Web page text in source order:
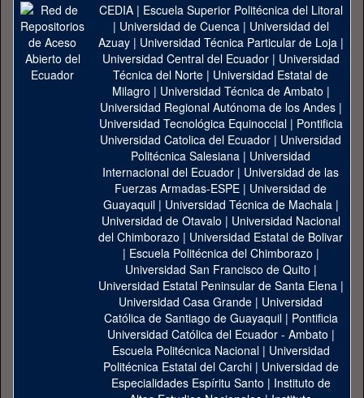
CEDIA| Escuela Superior Politécnica del Litoral
| Universidad de Cuenca| Universidad del
Azuay| Universidad Técnica Particular de Loja|
Universidad Central del Ecuador| Universidad
Técnica del Norte | Universidad Estatal de
Milagro | Universidad Técnica de Ambato |
Universidad Regional Autónoma de los Andes|
Universidad Tecnológica Equinoccial| Pontificia
Universidad Catolica del Ecuador | Universidad
Politécnica Salesiana | Universidad
Internacional del Ecuador | Universidad de las
Fuerzas Armadas-ESPE | Universidad de
Guayaquil| Universidad Técnica de Machala|
Universidad de Otavalo | Universidad Nacional
del Chimborazo | Universidad Estatal de Bolivar
| Escuela Politécnica del Chimborazo |
Universidad San Francisco de Quito |
Universidad Estatal Peninsular de Santa Elena|
Universidad Casa Grande | Universidad
Católica de Santiago de Guayaquil| Pontificia
Universidad Católica del Ecuador - Ambato |
Escuela Politécnica Nacional| Universidad
Politécnica Estatal del Carchi| Universidad de
Especialidades Espíritu Santo | Instituto de